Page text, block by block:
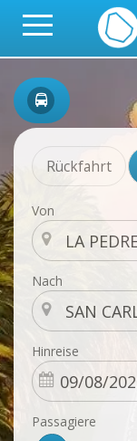
Rückfahrt
Von
Nach
Hinreise
Passagiere